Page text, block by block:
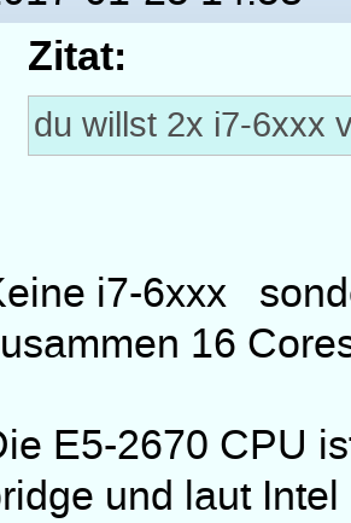
Zitat:
du willst 2x i7-6xxx
i7-6xxx
16
E5-2670 CPU
und laut